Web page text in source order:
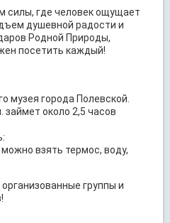
силы, где человек ощущает
душевной радости и
Родной Природы,
посетить каждый!
музея города Полевской.
около 2,5 часов
взять термос, воду,
группы и